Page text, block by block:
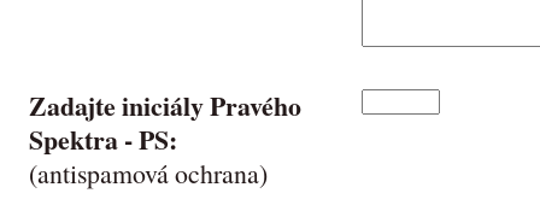
Zadajte iniciály Pravého
Spektra -PS:
(antispamová ochrana)